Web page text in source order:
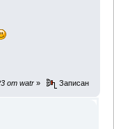
от watr » Записан